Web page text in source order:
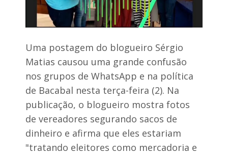
Uma postagem do blogueiro Sérgio
Matias causou uma grande confusão
nos grupos de WhatsApp e na política
de Bacabal nesta terça-feira (2). Na
publicação, o blogueiro mostra fotos
de vereadores segurando sacos de
dinheiro e afirma que eles estariam
"tratando eleitores como mercadoria e